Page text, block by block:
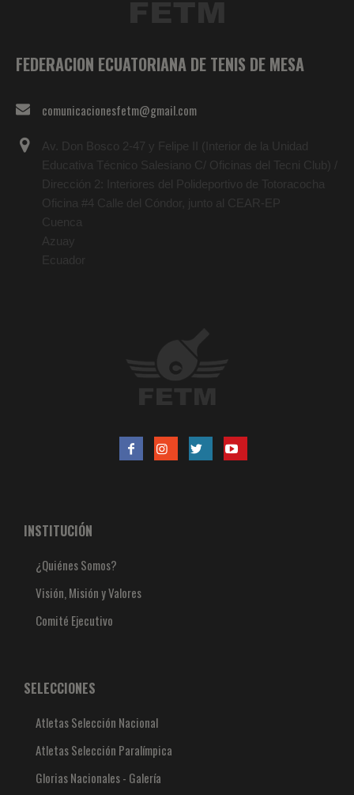
FEDERACION ECUATORIANA DE TENIS DE MESA
comunicacionesfetm@gmail.com
Av. Don Bosco 2-47 y Felipe II (Interior de la Unidad
Educativa Técnico Salesiano C/ Oficinas del Tecni Club) /
Dirección 2: Interiores del Polideportivo de Totoracocha
Oficina #4 Calle del Cóndor, junto al CEAR-EP
Cuenca
Azuay
Ecuador
INSTITUCIÓN
¿Quiénes Somos?
Visión, Misión y Valores
Comité Ejecutivo
SELECCIONES
Atletas Selección Nacional
Atletas Selección Paralímpica
Glorias Nacionales - Galería